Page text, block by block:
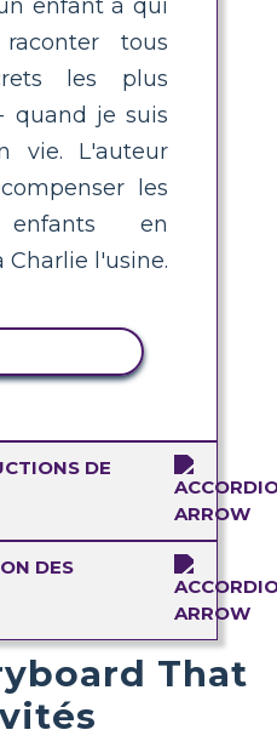
enfant à qui
tous
les plus
quand je suis
vie. L'auteur
les
enfants en
Charlie l'usine.
DE
DES
That